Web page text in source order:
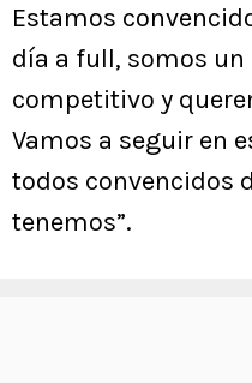
Estamos
día a full, somos
competitivo y
Vamos a seguir en
todos convencidos
tenemos”.